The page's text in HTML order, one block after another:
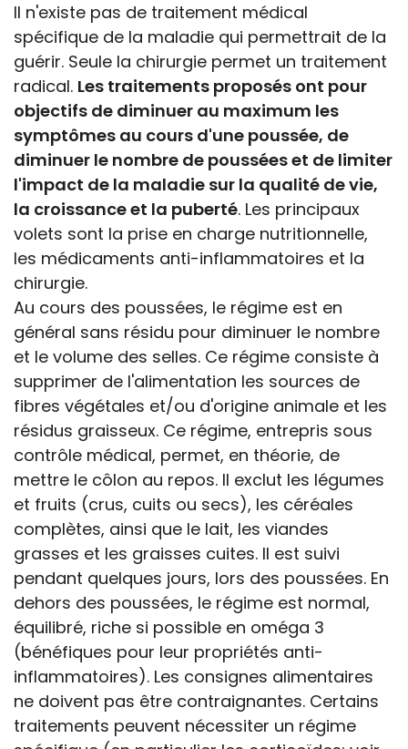
Il n'existe pas de traitement médical
spécifique de la maladie qui permettrait de la
guérir. Seule la chirurgie permet un traitement
radical. Les traitements proposés ont pour
objectifs de diminuer au maximum les
symptômes au cours d'une poussée, de
diminuer le nombre de poussées et de limiter
l'impact de la maladie sur la qualité de vie,
la croissance et la puberté. Les principaux
volets sont la prise en charge nutritionnelle,
les médicaments anti-inflammatoires et la
chirurgie.
Au cours des poussées, le régime est en
général sans résidu pour diminuer le nombre
et le volume des selles. Ce régime consiste à
supprimer de l'alimentation les sources de
fibres végétales et/ou d'origine animale et les
résidus graisseux. Ce régime, entrepris sous
contrôle médical, permet, en théorie, de
mettre le côlon au repos. Il exclut les légumes
et fruits (crus, cuits ou secs), les céréales
complètes, ainsi que le lait, les viandes
grasses et les graisses cuites. Il est suivi
pendant quelques jours, lors des poussées. En
dehors des poussées, le régime est normal,
équilibré, riche si possible en oméga 3
(bénéfiques pour leur propriétés anti-
inflammatoires). Les consignes alimentaires
ne doivent pas être contraignantes. Certains
traitements peuvent nécessiter un régime